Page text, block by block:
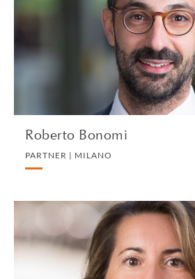
Roberto Bonomi
PARTNER | MILANO
INTERNATIONAL
VEDI